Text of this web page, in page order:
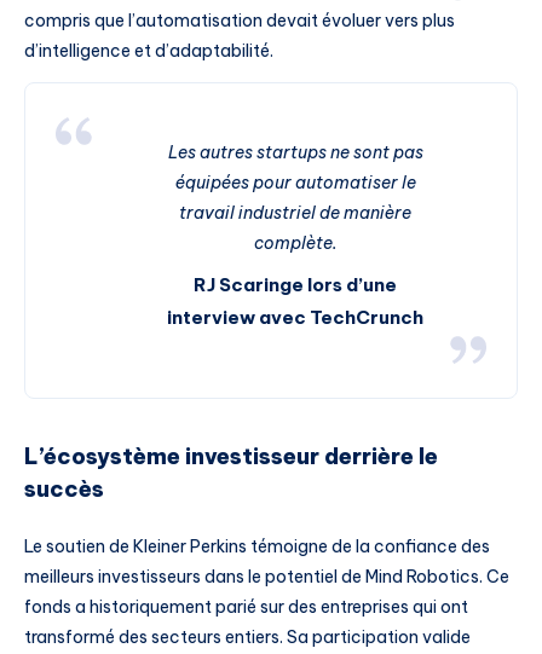
compris que l’automatisation devait évoluer vers plus
d’intelligence et d’adaptabilité.
Les autres startups ne sont pas
équipées pour automatiser le
travail industriel de manière
complète.
RJ Scaringe lors d’une
interview avec TechCrunch
L’écosystème investisseur derrière le
succès
Le soutien de Kleiner Perkins témoigne de la confiance des
meilleurs investisseurs dans le potentiel de Mind Robotics. Ce
fonds a historiquement parié sur des entreprises qui ont
transformé des secteurs entiers. Sa participation valide